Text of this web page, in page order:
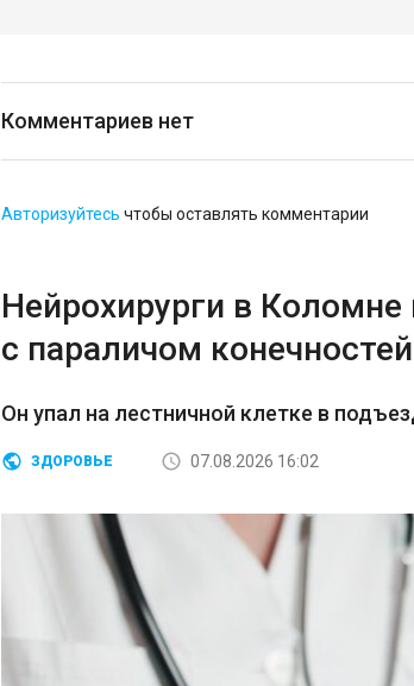
Комментариев нет
Авторизуйтесь чтобы оставлять комментарии
Нейрохирурги в
с параличом
Он упал на лестничной клетке в
ЗДОРОВЬЕ 07.08.2026 16:02